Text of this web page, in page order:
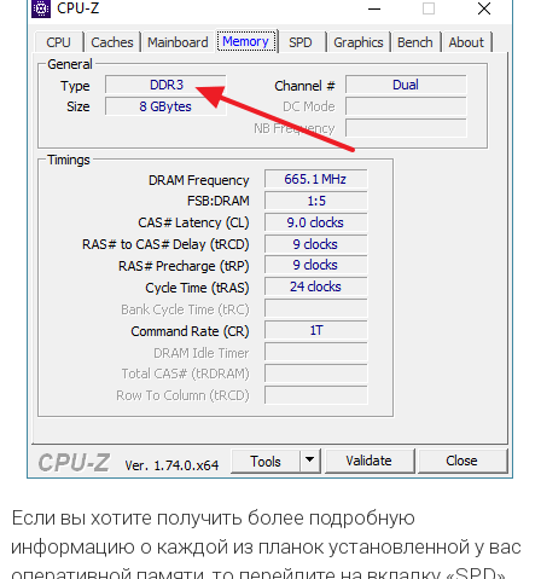
Если вы хотите получить более подробную
информацию о каждой из планок установленной у вас